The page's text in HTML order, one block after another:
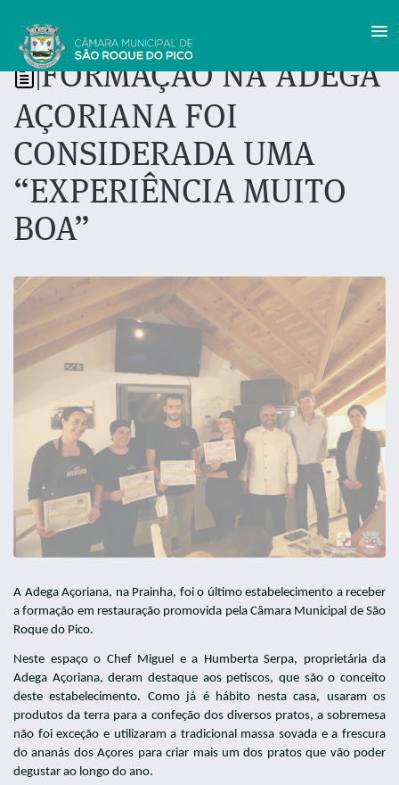
FORMAÇÃO NA ADEGA
AÇORIANA FOI
CONSIDERADA UMA
“EXPERIÊNCIA MUITO
BOA”
A Adega Açoriana, na Prainha, foi o último estabelecimento a receber
a formação em restauração promovida pela Câmara Municipal de São
Roque do Pico.
Neste espaço o Chef Miguel e a Humberta Serpa, proprietária da
Adega Açoriana, deram destaque aos petiscos, que são o conceito
deste estabelecimento. Como já é hábito nesta casa, usaram os
produtos da terra para a confeção dos diversos pratos, a sobremesa
não foi exceção e utilizaram a tradicional massa sovada e a frescura
do ananás dos Açores para criar mais um dos pratos que vão poder
degustar ao longo do ano.